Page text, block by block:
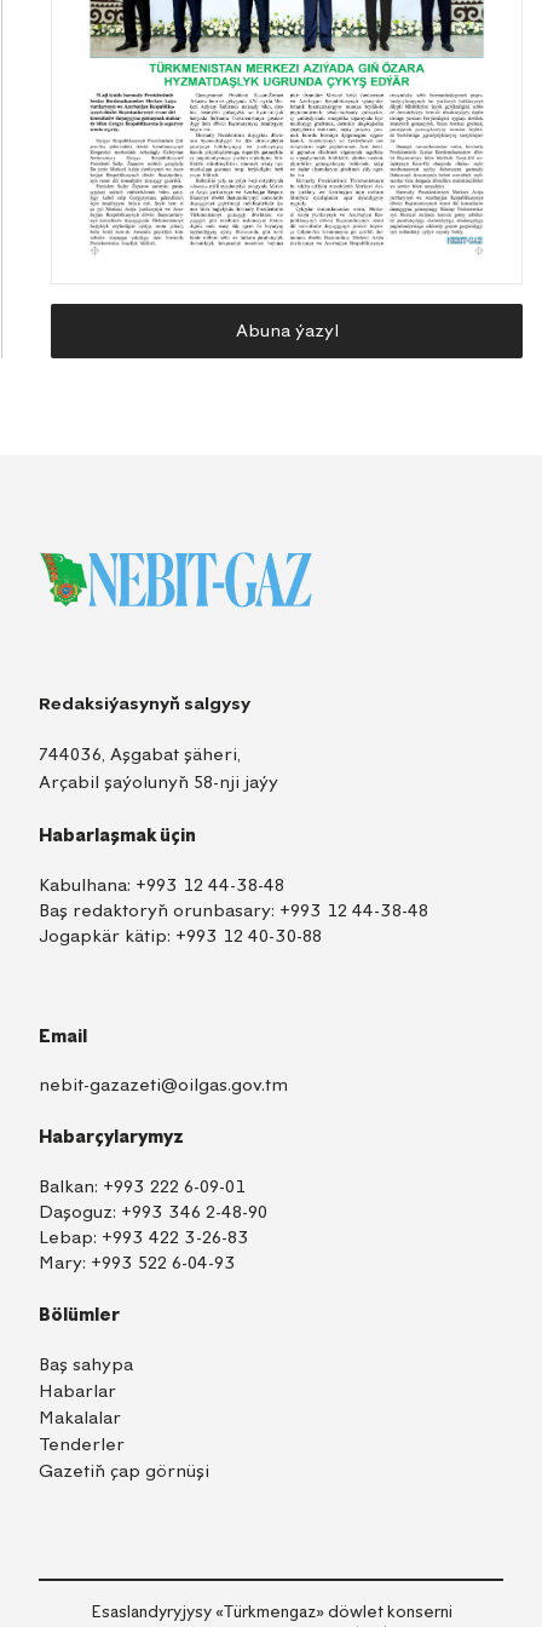
Abuna ýazyl
Redaksiýasynyň salgysy
744036, Aşgabat şäheri,
Arçabil şaýolunyň 58-nji jaýy
Habarlaşmak üçin
Kabulhana: +993 12 44-38-48
Baş redaktoryň orunbasary: +993 12 44-38-48
Jogapkär kätip: +993 12 40-30-88
Email
nebit-gazazeti@oilgas.gov.tm
Habarçylarymyz
Balkan: +993 222 6-09-01
Daşoguz: +993 346 2-48-90
Lebap: +993 422 3-26-83
Mary: +993 522 6-04-93
Bölümler
Baş sahypa
Habarlar
Makalalar
Tenderler
Gazetiň çap görnüşi
Esaslandyryjysy «Тürkmengaz» döwlet konserni